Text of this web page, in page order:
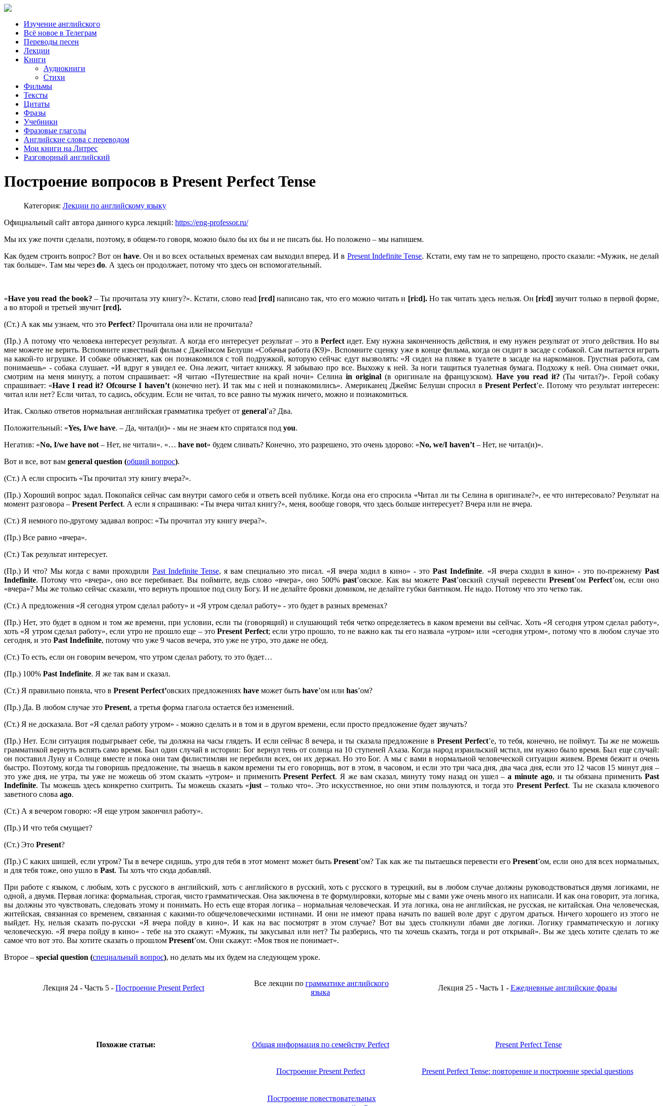
Изучение английского
Всё новое в Телеграм
Переводы песен
Лекции
Книги
Аудиокниги
Стихи
Фильмы
Тексты
Цитаты
Фразы
Учебники
Фразовые глаголы
Английские слова с переводом
Мои книги на Литрес
Разговорный английский
Построение вопросов в Present Perfect Tense
Категория: Лекции по английскому языку
Официальный сайт автора данного курса лекций: https://eng-professor.ru/
Мы их уже почти сделали, поэтому, в общем-то говоря, можно было бы их бы и не писать бы. Но положено – мы напишем.
Как будем строить вопрос? Вот он have. Он и во всех остальных временах сам выходил вперед. И в Present Indefinite Tense. Кстати, ему там не то запрещено, просто сказали: «Мужик, не делай
так больше». Там мы через do. А здесь он продолжает, потому что здесь он вспомогательный.
«Haveyouread the book? – Ты прочитала эту книгу?». Кстати, слово read [rɛd]написано так, что его можно читать и [ri:d]. Но так читать здесь нельзя. Он [ri:d]звучит только в первой форме,
а во второй и третьей звучит [rɛd].
(Ст.) А как мы узнаем, что это Perfect? Прочитала она или не прочитала?
(Пр.) А потому что человека интересует результат. А когда его интересует результат – это вPerfect идет. Ему нужна законченность действия, и ему нужен результат от этого действия. Но вы
мне можете не верить. Вспомните известный фильм с Джеймсом Белуши «Собачья работа (К9)». Вспомните сценку уже в конце фильма, когда он сидит в засаде с собакой. Сам пытается играть
на какой-то игрушке. И собаке объясняет, как он познакомился с той подружкой, которую сейчас едут вызволять: «Я сидел на пляже в туалете в засаде на наркоманов. Грустная работа, сам
понимаешь» - собака слушает. «И вдруг я увидел ее. Она лежит, читает книжку. Я забываю про все. Выхожу к ней. За ноги тащиться туалетная бумага. Подхожу к ней. Она снимает очки,
смотрим на меня минуту, а потом спрашивает: «Я читаю «Путешествие на край ночи» Селина in original(в оригинале на французском).Have you read it? (Ты читал?)». Герой собаку
спрашивает: «Have I read it? OfcourseI haven’t (конечно нет). И так мы с ней и познакомились». Американец Джеймс Белуши спросил в Present Perfect’е. Потому что результат интересен:
читал или нет? Если читал, то садись, обсудим. Если не читал, то все равно ты мужик ничего, можно и познакомиться.
Итак. Сколько ответов нормальная английская грамматика требует от general’а? Два.
Положительный: «Yes, I/we have. – Да, читал(и)» - мы не знаем кто спрятался под you.
Негатив: «No, I/we have not – Нет, не читали». «… have not» будем сливать? Конечно, это разрешено, это очень здорово: «No, we/I haven’t – Нет, не читал(и)».
Вот и все, вот вам general question (общий вопрос).
(Ст.) А если спросить «Ты прочитал эту книгу вчера?».
(Пр.) Хороший вопрос задал. Покопайся сейчас сам внутри самого себя и ответь всей публике. Когда она его спросила «Читал ли ты Селина в оригинале?», ее что интересовало? Результат на
момент разговора – Present Perfect. А если я спрашиваю: «Ты вчера читал книгу?», меня, вообще говоря, что здесь больше интересует? Вчера или не вчера.
(Ст.) Я немного по-другому задавал вопрос: «Ты прочитал эту книгу вчера?».
(Пр.) Все равно «вчера».
(Ст.) Так результат интересует.
(Пр.) И что? Мы когда с вами проходили Past Indefinite Tense, я вам специально это писал. «Я вчера ходил в кино» - этоPastIndefinite. «Я вчера сходил в кино» - это по-прежнемуPast
Indefinite. Потому что «вчера», оно все перебивает. Вы поймите, ведь слово «вчера», оно 500% past’овское. Как вы можете Past’овский случай перевести Present’ом Perfect’ом, если оно
«вчера»? Мы же только сейчас сказали, что вернуть прошлое под силу Богу. И не делайте бровки домиком, не делайте губки бантиком. Не надо. Потому что это четко так.
(Ст.) А предложения «Я сегодня утром сделал работу» и «Я утром сделал работу» - это будет в разных временах?
(Пр.) Нет, это будет в одном и том же времени, при условии, если ты (говорящий) и слушающий тебя четко определяетесь в каком времени вы сейчас. Хоть «Я сегодня утром сделал работу»,
хоть «Я утром сделал работу», если утро не прошло еще – этоPresent Perfect; если утро прошло, то не важно как ты его назвала «утром» или «сегодня утром», потому что в любом случае это
сегодня, и это Past Indefinite, потому что уже 9 часов вечера, это уже не утро, это даже не обед.
(Ст.) То есть, если он говорим вечером, что утром сделал работу, то это будет…
(Пр.) 100% Past Indefinite. Я же так вам и сказал.
(Ст.) Я правильно поняла, что в Present Perfect’овских предложениях have может быть have’ом или has’ом?
(Пр.) Да. В любом случае это Present, а третья форма глагола остается без изменений.
(Ст.) Я не досказала. Вот «Я сделал работу утром» - можно сделать и в том и в другом времени, если просто предложение будет звучать?
(Пр.) Нет. Если ситуация подыгрывает себе, ты должна на часы глядеть. И если сейчас 8 вечера, и ты сказала предложение в Present Perfect’е, то тебя, конечно, не поймут. Ты же не можешь
грамматикой вернуть вспять само время. Был один случай в истории: Бог вернул тень от солнца на 10 ступеней Ахаза. Когда народ израильский мстил, им нужно было время. Был еще случай:
он поставил Луну и Солнце вместе и пока они там филистимлян не перебили всех, он их держал. Но это Бог. А мы с вами в нормальной человеческой ситуации живем. Время бежит и очень
быстро. Поэтому, когда ты говоришь предложение, ты знаешь в каком времени ты его говоришь, вот в этом, в часовом, и если это три часа дня, два часа дня, если это 12 часов 15 минут дня –
это уже дня, не утра, ты уже не можешь об этом сказать «утром» и применитьPresentPerfect. Я же вам сказал, минуту тому назад он ушел –aminute ago, и ты обязана применитьPast
Indefinite. Ты можешь здесь конкретно схитрить. Ты можешь сказать «just – только что». Это искусственное, но они этим пользуются, и тогда это PresentPerfect. Ты не сказала ключевого
заветного слова ago.
(Ст.) А я вечером говорю: «Я еще утром закончил работу».
(Пр.) И что тебя смущает?
(Ст.) Это Present?
(Пр.) С каких шишей, если утром? Ты в вечере сидишь, утро для тебя в этот момент может быть Present’ом? Так как же ты пытаешься перевести егоPresent’ом, если оно для всех нормальных,
и для тебя тоже, оно ушло в Past. Ты хоть что сюда добавляй.
При работе с языком, с любым, хоть с русского в английский, хоть с английского в русский, хоть с русского в турецкий, вы в любом случае должны руководствоваться двумя логиками, не
одной, а двумя. Первая логика: формальная, строгая, чисто грамматическая. Она заключена в те формулировки, которые мы с вами уже очень много их написали. И как она говорит, эта логика,
вы должны это чувствовать, следовать этому и понимать. Но есть еще вторая логика – нормальная человеческая. И эта логика, она не английская, не русская, не китайская. Она человеческая,
житейская, связанная со временем, связанная с какими-то общечеловеческими истинами. И они не имеют права начать по вашей воле друг с другом драться. Ничего хорошего из этого не
выйдет. Ну, нельзя сказать по-русски «Я вчера пойду в кино». И как на вас посмотрят в этом случае? Вот вы здесь столкнули лбами две логики. Логику грамматическую и логику
человеческую. «Я вчера пойду в кино» - тебе на это скажут: «Мужик, ты закусывал или нет? Ты разберись, что ты хочешь сказать, тогда и рот открывай». Вы же здесь хотите сделать то же
самое что вот это. Вы хотите сказать о прошлом Present’ом. Они скажут: «Моя твоя не понимает».
Второе – special question (специальный вопрос), но делать мы их будем на следующем уроке.
Лекция 24 - Часть 5 - Построение Present Perfect
Все лекции по грамматике английского
языка
Лекция 25 - Часть 1 - Ежедневные английские фразы
Похожие статьи: Общая информация по семейству Perfect Present Perfect Tense
Построение Present Perfect Present Perfect Tense: повторение и построение special questions
Построение повествовательных